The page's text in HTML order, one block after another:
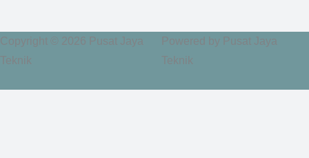
Copyright © 2026 Pusat Jaya
Teknik
Powered by Pusat Jaya
Teknik